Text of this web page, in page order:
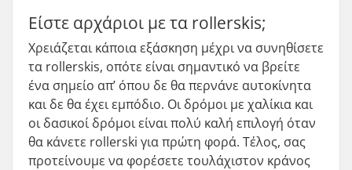
Είστε αρχάριοι με τα rollerskis;
Χρειάζεται κάποια εξάσκηση μέχρι να συνηθίσετε
τα rollerskis, οπότε είναι σημαντικό να βρείτε
ένα σημείο απ’ όπου δε θα περνάνε αυτοκίνητα
και δε θα έχει εμπόδιο. Οι δρόμοι με χαλίκια και
οι δασικοί δρόμοι είναι πολύ καλή επιλογή όταν
θα κάνετε rollerski για πρώτη φορά. Τέλος, σας
προτείνουμε να φορέσετε τουλάχιστον κράνος